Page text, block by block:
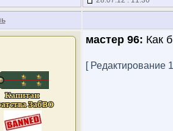
мастер 96: Как
[ Редактирование